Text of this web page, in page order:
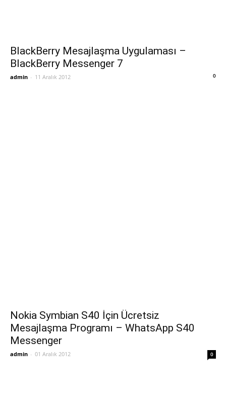
BlackBerry Mesajlaşma Uygulaması –
BlackBerry Messenger 7
admin - 11 Aralık 2012 0
Nokia Symbian S40 İçin Ücretsiz
Mesajlaşma Programı – WhatsApp S40
Messenger
admin - 01 Aralık 2012 0